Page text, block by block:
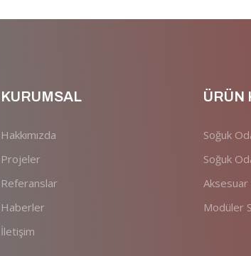
KURUMSAL
Hakkımızda
Projeler
Referanslar
Haberler
İletişim
ÜRÜN
Soğuk
Soğuk
Modüler